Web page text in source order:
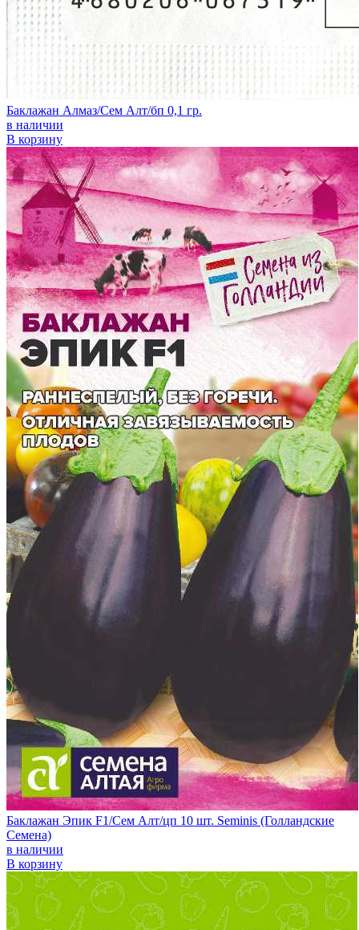
Баклажан Алмаз/Сем Алт/бп 0,1 гр.
в наличии
В корзину
Баклажан Эпик F1/Сем Алт/цп 10 шт. Seminis (Голландские
Семена)
в наличии
В корзину